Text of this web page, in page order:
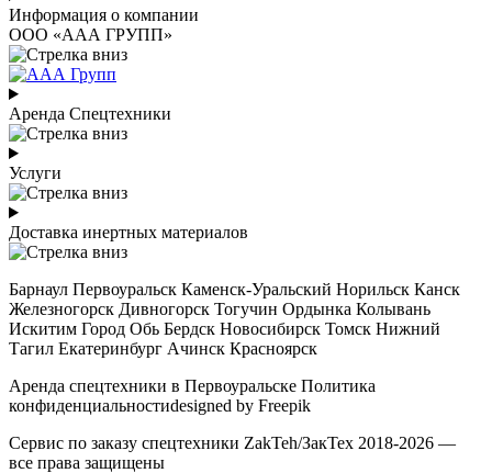
Информация о компании
ООО «ААА ГРУПП»
Аренда Спецтехники
Услуги
Доставка инертных материалов
Барнаул Первоуральск Каменск-Уральский Норильск Канск
Железногорск Дивногорск Тогучин Ордынка Колывань
Искитим Город Обь Бердск Новосибирск Томск Нижний
Тагил Екатеринбург Ачинск Красноярск
Аренда спецтехники в Первоуральске Политика
конфиденциальностиdesigned by Freepik
Сервис по заказу спецтехники ZakTeh/ЗакТех 2018-2026 —
все права защищены